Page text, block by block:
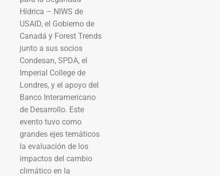
Hídrica – NIWS de
USAID, el Gobierno de
Canadá y Forest Trends
junto a sus socios
Condesan, SPDA, el
Imperial College de
Londres, y el apoyo del
Banco Interamericano
de Desarrollo. Este
evento tuvo como
grandes ejes temáticos
la evaluación de los
impactos del cambio
climático en la